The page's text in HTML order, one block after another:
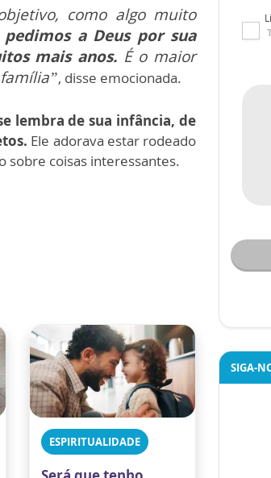
como algo muito
a Deus por sua
mais anos. É o maior
, disse emocionada.
lembra de sua infância, de
Ele adorava estar rodeado
sobre coisas interessantes.
ESPIRITUALIDADE
SIGA-